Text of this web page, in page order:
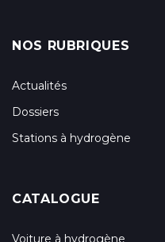
NOS RUBRIQUES
Actualités
Dossiers
Stations à hydrogène
CATALOGUE
Voiture à hydrogène